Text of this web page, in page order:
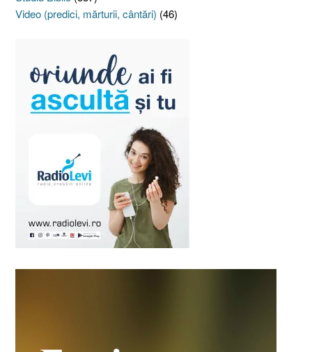
Video (predici, mărturii, cântări) (46)